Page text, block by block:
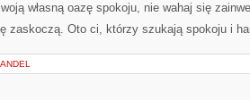
własną oazę spokoju, nie wahaj się
zaskoczą. Oto ⁣ci, którzy szukają spokoju i